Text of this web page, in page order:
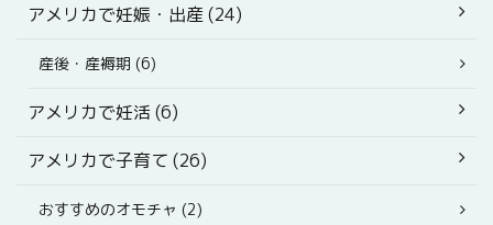
アメリカで妊娠・出産 (24)
産後・産褥期 (6)
アメリカで妊活 (6)
アメリカで子育て (26)
おすすめのオモチャ (2)